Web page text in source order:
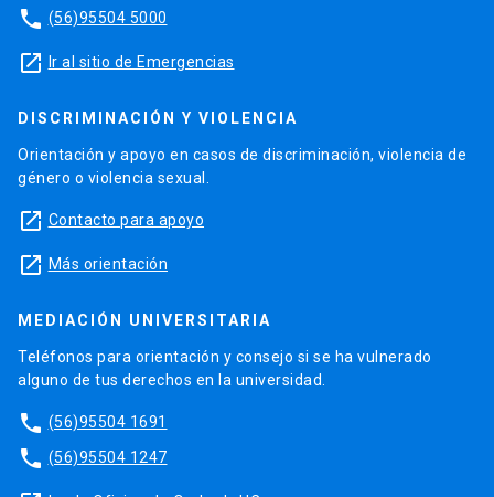
phone (56)95504 5000
launch Ir al sitio de Emergencias
DISCRIMINACIÓN Y VIOLENCIA
Orientación y apoyo en casos de discriminación, violencia de
género o violencia sexual.
launch Contacto para apoyo
launch Más orientación
MEDIACIÓN UNIVERSITARIA
Teléfonos para orientación y consejo si se ha vulnerado
alguno de tus derechos en la universidad.
phone (56)95504 1691
phone (56)95504 1247